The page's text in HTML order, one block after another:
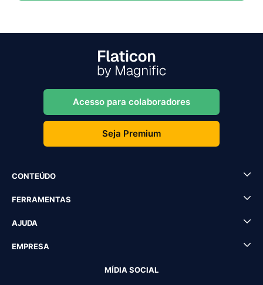
Acesso para colaboradores
Seja Premium
CONTEÚDO
FERRAMENTAS
AJUDA
EMPRESA
MÍDIA SOCIAL